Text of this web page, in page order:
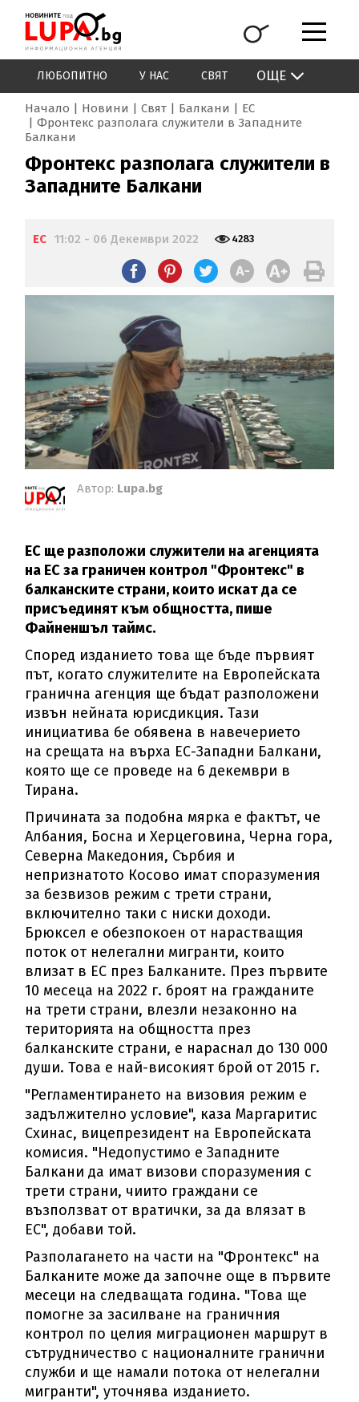
ЛЮБОПИТНО У НАС СВЯТ ОЩЕ
Начало Новини Свят Балкани
ЕС
Фронтекс разполага служители в Западните
Балкани
Фронтекс разполага служители в
Западните Балкани
ЕС 11:02 - 06 Декември 2022 4283
Автор: Lupa.bg
ЕС ще разположи служители на агенцията
на ЕС за граничен контрол "Фронтекс" в
балканските страни, които искат да се
присъединят към общността, пише
Файненшъл таймс.
Според изданието това ще бъде първият
път, когато служителите на Европейската
гранична агенция ще бъдат разположени
извън нейната юрисдикция. Тази
инициатива бе обявена в навечерието
на срещата на върха ЕС-Западни Балкани,
която ще се проведе на 6 декември в
Тирана.
Причината за подобна мярка е фактът, че
Албания, Босна и Херцеговина, Черна гора,
Северна Македония, Сърбия и
непризнатото Косово имат споразумения
за безвизов режим с трети страни,
включително таки с ниски доходи.
Брюксел е обезпокоен от нарастващия
поток от нелегални мигранти, които
влизат в ЕС през Балканите. През първите
10 месеца на 2022 г. броят на гражданите
на трети страни, влезли незаконно на
територията на общността през
балканските страни, е нараснал до 130 000
души. Това е най-високият брой от 2015 г.
"Регламентирането на визовия режим е
задължително условие", каза Маргаритис
Схинас, вицепрезидент на Европейската
комисия. "Недопустимо е Западните
Балкани да имат визови споразумения с
трети страни, чиито граждани се
възползват от вратички, за да влязат в
ЕС", добави той.
Разполагането на части на "Фронтекс" на
Балканите може да започне още в първите
месеци на следващата година. "Това ще
помогне за засилване на граничния
контрол по целия миграционен маршрут в
сътрудничество с националните гранични
служби и ще намали потока от нелегални
мигранти", уточнява изданието.